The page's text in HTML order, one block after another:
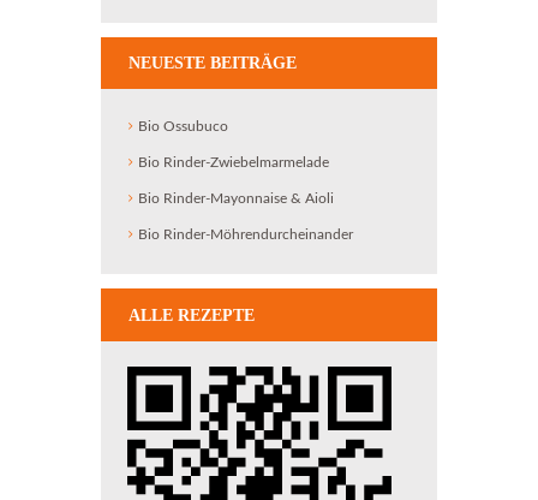
NEUESTE BEITRÄGE
Bio Ossubuco
Bio Rinder-Zwiebelmarmelade
Bio Rinder-Mayonnaise & Aioli
Bio Rinder-Möhrendurcheinander
ALLE REZEPTE